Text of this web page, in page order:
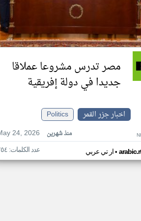
مصر تدرس مشروعا عملاقا
جديدا في دولة إفريقية
اخبار جزر القمر
Politics
24, 2026
منذ شهرين
ار تي عربي• عدد الكلمات: ٢٥٤